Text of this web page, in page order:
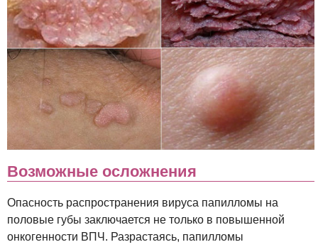
Возможные осложнения
Опасность распространения вируса папилломы на
половые губы заключается не только в повышенной
онкогенности ВПЧ. Разрастаясь, папилломы